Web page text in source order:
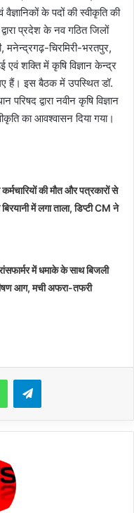
के पदों की स्वीकृति की
द्वारा प्रदेश के नव गठित जिलों
मनेन्द्रगढ़-चिरमिरी-भरतपुर,
शक्ति में कृषि विज्ञान केन्द्र
हैं। इस बैठक में उपस्थित डॉ.
द्वारा नवीन कृषि विज्ञान
का आवश्वासन दिया गया।
की मौत और पत्रकारों से
में लगा ताला, डिप्टी CM ने
में धमाके के साथ बिजली
आग, मची अफरा-तफरी
WhatsAppTelegram